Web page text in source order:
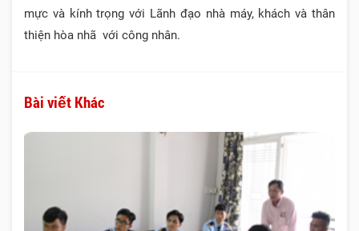
mực và kính trọng với Lãnh đạo nhà máy, khách và thân
thiện hòa nhã với công nhân.
Bài viết Khác